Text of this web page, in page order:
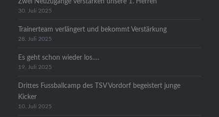
30. Juli 2025
Trainerteam verlängert und bekommt Verstärkung
28. Juli 2025
Es geht schon wieder los….
19. Juli 2025
Drittes Fussballcamp des TSV Vordorf begeistert junge
Kicker
10. Juli 2025